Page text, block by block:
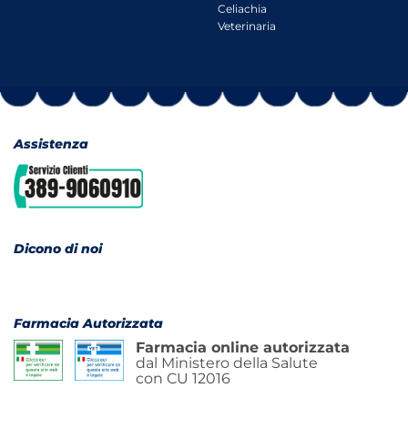
Celiachia
Veterinaria
Assistenza
Dicono di noi
Farmacia Autorizzata
Farmacia online autorizzata
dal Ministero della Salute
con CU 12016